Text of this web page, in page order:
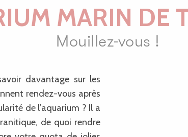
MARIN DE
Mouillez-vous !
davantage sur les
rendez-vous après
de l’aquarium ? Il a
de quoi rendre